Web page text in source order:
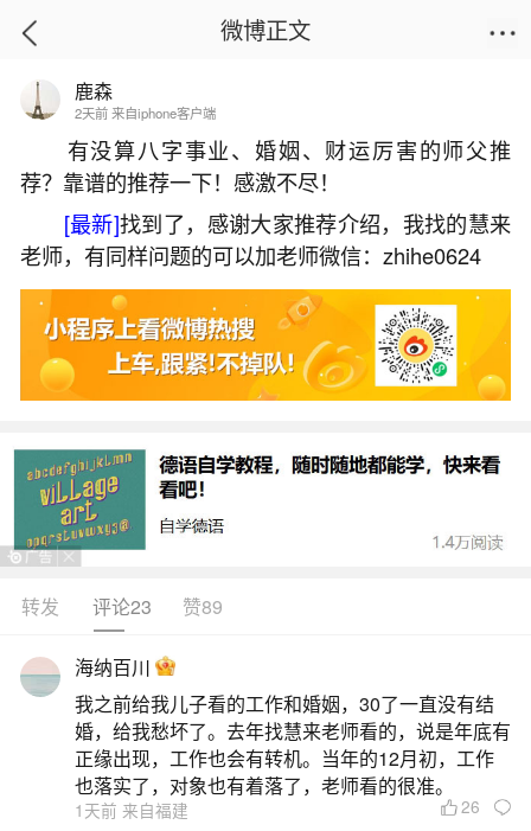
首页
梦见回家了见到父母很开心
2026-05-30 18:58:33 9 10 赞
生活中像梦见回家了见到父母很开心都是很常
见的问题，但是小问题不注意可能会引起大麻烦，
下面就这个问题给大家做一些解读：
一、梦见回家看见了爸妈
本命年的人梦见回家看见了爸妈，意味着诸事
微博正文
鹿森
2天前 来自iphone客户端
有没算八字事业、婚姻、财运厉害的师父推
荐？靠谱的推荐一下！感激不尽！
[最新]找到了，感谢大家推荐介绍，我找的慧来
老师，有同样问题的可以加老师微信：zhihe0624
转发 评论23 赞89
海纳百川
我之前给我儿子看的工作和婚姻，30了一直没有结
婚，给我愁坏了。去年找慧来老师看的，说是年底有
正缘出现，工作也会有转机。当年的12月初，工作
也落实了，对象也有着落了，老师看的很准。
1天前 来自福建 26